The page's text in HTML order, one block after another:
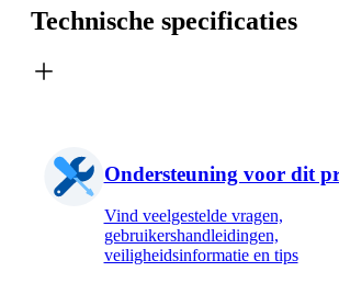
Technische specificaties
Ondersteuning voor dit
Vind veelgestelde vragen,
gebruikershandleidingen,
veiligheidsinformatie en tips